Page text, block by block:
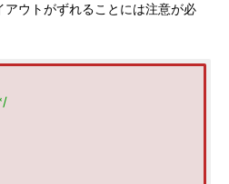
ウトがずれることには注意が必